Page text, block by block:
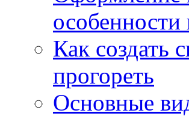
особенности
Как создать
прогореть
Основные